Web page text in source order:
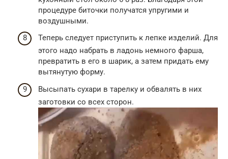
процедуре биточки получатся упругими и
воздушными.
Теперь следует приступить к лепке изделий. Для
этого надо набрать в ладонь немного фарша,
превратить в его в шарик, а затем придать ему
вытянутую форму.
Высыпать сухари в тарелку и обвалять в них
заготовки со всех сторон.